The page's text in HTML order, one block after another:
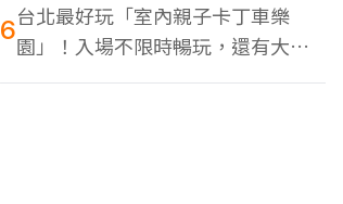
6台北最好玩「室內親子卡丁車樂
園」！入場不限時暢玩，還有大螢
幕Switch遊戲區